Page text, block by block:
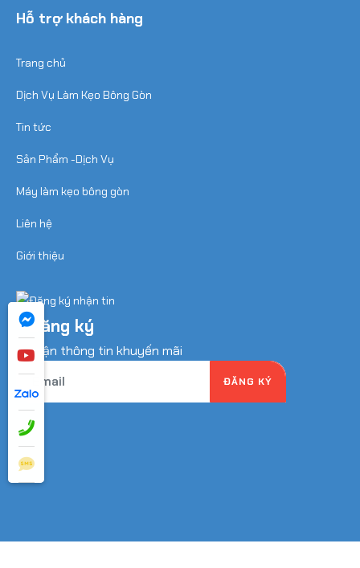
Hỗ trợ khách hàng
Trang chủ
Dịch Vụ Làm Kẹo Bông Gòn
Tin tức
Sản Phẩm -Dịch Vụ
Máy làm kẹo bông gòn
Liên hệ
Giới thiệu
Đăng ký
nhận thông tin khuyến mãi
ĐĂNG KÝ